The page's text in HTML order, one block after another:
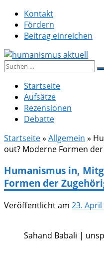
Zum
Inhalt
springen
Kontakt
Fördern
Beitrag einreichen
humanismus aktuell
Suche
Startseite
Aufsätze
Rezensionen
Debatte
Startseite» Allgemein »
out? Moderne Formen
Humanismus in,
Formen der
Veröffentlicht am 23. April
Sahand Babali |